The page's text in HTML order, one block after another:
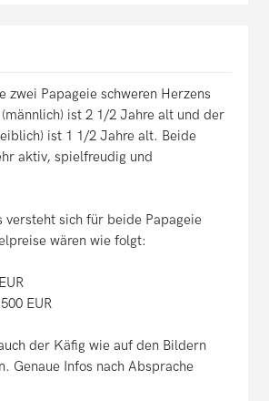
zwei Papageie schweren Herzens
ist 2 1/2 Jahre alt und der
ist 1 1/2 Jahre alt. Beide
aktiv, spielfreudig und
versteht sich für beide Papageie
wären wie folgt:
EUR
der Käfig wie auf den Bildern
Genaue Infos nach Absprache